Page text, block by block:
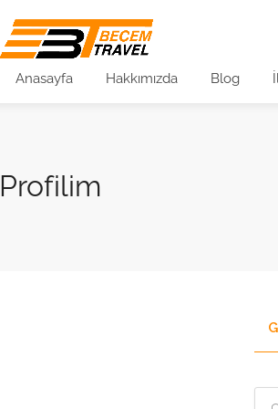
Anasayfa Hakkımızda Blog
Profilim